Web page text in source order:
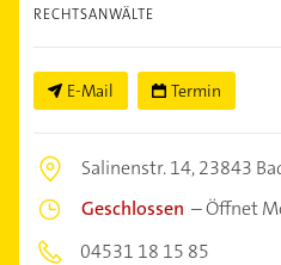
RECHTSANWÄLTE
E-Mail Termin
Salinenstr. 14,23843
Geschlossen –Öffnet
04531 18 15 85